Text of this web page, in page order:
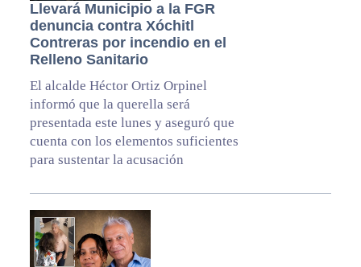
Llevará Municipio a la FGR
denuncia contra Xóchitl
Contreras por incendio en el
Relleno Sanitario
El alcalde Héctor Ortiz Orpinel
informó que la querella será
presentada este lunes y aseguró que
cuenta con los elementos suficientes
para sustentar la acusación